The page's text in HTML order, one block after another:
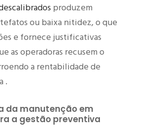
produzem
ou baixa nitidez, o que
e fornece justificativas
as operadoras recusem o
a rentabilidade de
.
da manutenção em
a gestão preventiva